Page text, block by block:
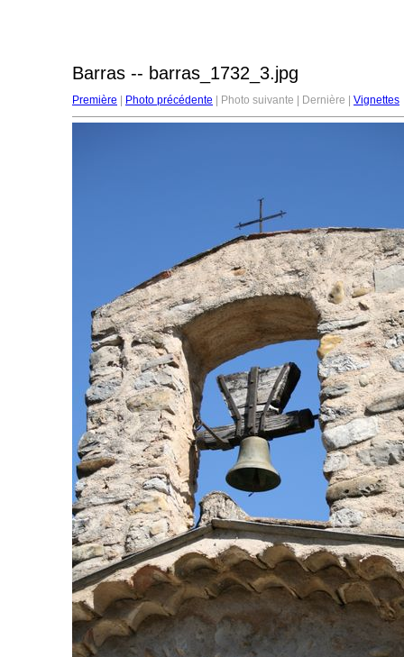
Barras -- barras_1732_3.jpg
Première Photo précédente | Photo suivante | Dernière | Vignettes